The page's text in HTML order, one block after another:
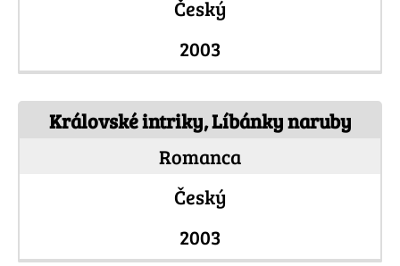
Český
2003
Královské intriky, Líbánky naruby
Romanca
Český
2003